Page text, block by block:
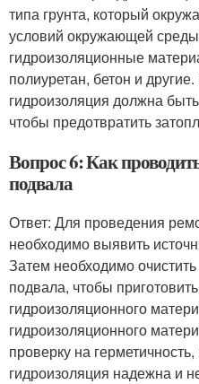
типа грунта, который
условий окружающей
гидроизоляционные
полиуретан, бетон и
гидроизоляция должна
чтобы предотвратить
Вопрос 6: Как
подвала
Ответ: Для проведения
необходимо выявить
Затем необходимо
подвала, чтобы
гидроизоляционного
гидроизоляционного
проверку на
гидроизоляция надежна и